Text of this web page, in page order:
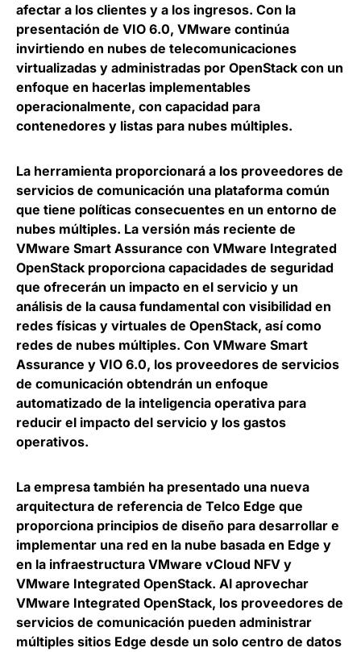
afectar a los clientes y a los ingresos. Con la
presentación de VIO 6.0, VMware continúa
invirtiendo en nubes de telecomunicaciones
virtualizadas y administradas por OpenStack con un
enfoque en hacerlas implementables
operacionalmente, con capacidad para
contenedores y listas para nubes múltiples.
La herramienta proporcionará a los proveedores de
servicios de comunicación una plataforma común
que tiene políticas consecuentes en un entorno de
nubes múltiples. La versión más reciente de
VMware Smart Assurance con VMware Integrated
OpenStack proporciona capacidades de seguridad
que ofrecerán un impacto en el servicio y un
análisis de la causa fundamental con visibilidad en
redes físicas y virtuales de OpenStack, así como
redes de nubes múltiples. Con VMware Smart
Assurance y VIO 6.0, los proveedores de servicios
de comunicación obtendrán un enfoque
automatizado de la inteligencia operativa para
reducir el impacto del servicio y los gastos
operativos.
La empresa también ha presentado una nueva
arquitectura de referencia de Telco Edge que
proporciona principios de diseño para desarrollar e
implementar una red en la nube basada en Edge y
en la infraestructura VMware vCloud NFV y
VMware Integrated OpenStack. Al aprovechar
VMware Integrated OpenStack, los proveedores de
servicios de comunicación pueden administrar
múltiples sitios Edge desde un solo centro de datos